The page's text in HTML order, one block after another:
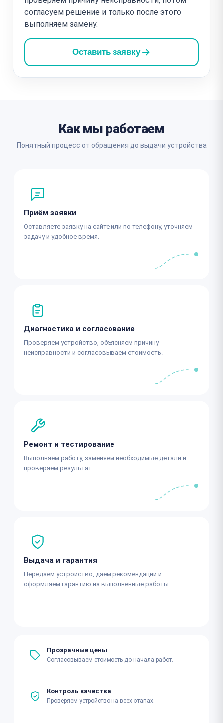
согласуем решение и только после этого
выполняем замену.
Оставить заявку
Как мы работаем
Понятный процесс от обращения до выдачи устройства
Приём заявки
Оставляете заявку на сайте или по телефону, уточняем
задачу и удобное время.
Диагностика и согласование
Проверяем устройство, объясняем причину
неисправности и согласовываем стоимость.
Ремонт и тестирование
Выполняем работу, заменяем необходимые детали и
проверяем результат.
Выдача и гарантия
Передаём устройство, даём рекомендации и
оформляем гарантию на выполненные работы.
Прозрачные цены
Согласовываем стоимость до начала работ.
Контроль качества
Проверяем устройство на всех этапах.